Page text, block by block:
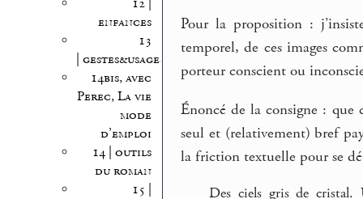
12 |
enfances
13
| gestes&usages
14bis, avec
Perec, La vie
mode
d’emploi
14 | outils
du roman
15 |
Pour la proposition :
temporel, de ces images
porteur conscient ou
Énoncé de la consigne : que
seul et (relativement) bref
la friction textuelle pour se
Des ciels gris de cristal.